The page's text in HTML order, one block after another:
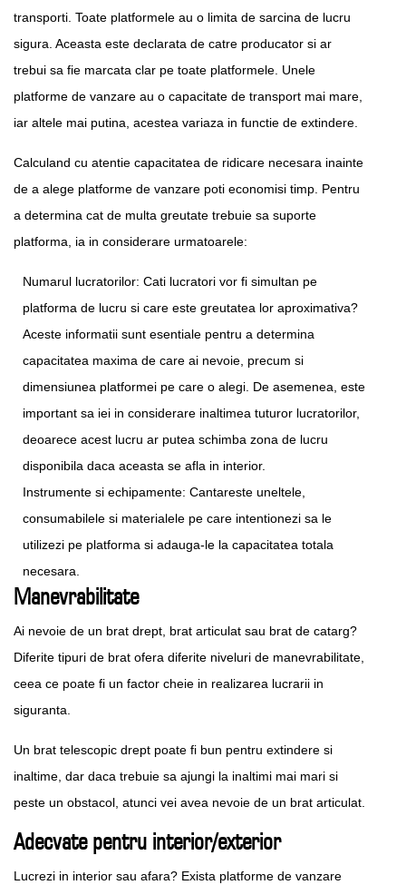
transporti. Toate platformele au o limita de sarcina de lucru
sigura. Aceasta este declarata de catre producator si ar
trebui sa fie marcata clar pe toate platformele. Unele
platforme de vanzare au o capacitate de transport mai mare,
iar altele mai putina, acestea variaza in functie de extindere.
Calculand cu atentie capacitatea de ridicare necesara inainte
de a alege platforme de vanzare poti economisi timp. Pentru
a determina cat de multa greutate trebuie sa suporte
platforma, ia in considerare urmatoarele:
Numarul lucratorilor: Cati lucratori vor fi simultan pe
platforma de lucru si care este greutatea lor aproximativa?
Aceste informatii sunt esentiale pentru a determina
capacitatea maxima de care ai nevoie, precum si
dimensiunea platformei pe care o alegi. De asemenea, este
important sa iei in considerare inaltimea tuturor lucratorilor,
deoarece acest lucru ar putea schimba zona de lucru
disponibila daca aceasta se afla in interior.
Instrumente si echipamente: Cantareste uneltele,
consumabilele si materialele pe care intentionezi sa le
utilizezi pe platforma si adauga-le la capacitatea totala
necesara.
Manevrabilitate
Ai nevoie de un brat drept, brat articulat sau brat de catarg?
Diferite tipuri de brat ofera diferite niveluri de manevrabilitate,
ceea ce poate fi un factor cheie in realizarea lucrarii in
siguranta.
Un brat telescopic drept poate fi bun pentru extindere si
inaltime, dar daca trebuie sa ajungi la inaltimi mai mari si
peste un obstacol, atunci vei avea nevoie de un brat articulat.
Adecvate pentru interior/exterior
Lucrezi in interior sau afara? Exista platforme de vanzare